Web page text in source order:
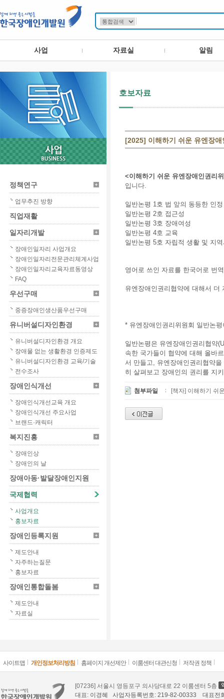
사업 자료실 알림
정책연구
업무추진 방향
직업재활
일자리개발
장애인일자리 사업개요
장애인일자리전문관리체계사업
장애인일자리교육자료동영상
FAQ
우선구매
중증장애인생산품우선구매
유니버설디자인환경
유니버설디자인환경 개요
장애물 없는 생활환경 인증제도
유니버설디자인환경 교육/기술
전수조사
장애인식개선
장애인식개선교육 개요
장애인식개선 주요사업
브랜드·캐릭터
복지진흥
장애인상
장애인의 날
장애아동·발달장애인지원
국제협력
사업개요
홍보자료
장애인등록지원
제도안내
자주하는질문
홍보자료
장애인통합돌봄
제도안내
자료실
호보자료
[2025] 이해하기 쉬운 유엔장
<이해하기 쉬운 유엔장애인권리
입니다.
일반논평 1호 법 앞의 동등한 인정
일반논평 2호 접근성
일반논평 3호 장애여성
일반논평 4호 교육
일반논평 5호 자립적 생활 및 지
영어로 쓰인 자료를 한국어로 번
유엔장애인권리협약에 대해서 더
* 유엔장애인권리위원회 일반논평
일반논평은 유엔장애인권리협약
속한 국가들이 협약에 대해 올바
서 만들고, 유엔장애인권리협약
히 살펴보고 장애인의 권리를 지
첨부파일 [책자] 이해하기 쉬
사이트맵 개인정보처리방침 홈페이지 개선제안 이룸센터 대관신청 저작권 정책
[07236] 서울시 영등포구 의사당대로 22 이룸센터 5층
대표: 이경혜 사업자등록번호: 219-82-00333 대표